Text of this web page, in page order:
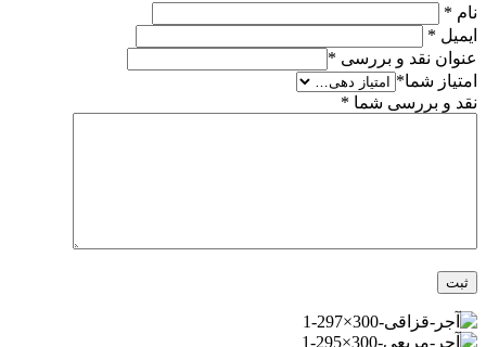
نام *
ایمیل *
عنوان نقد و بررسی *
امتیاز شما*
نقد و بررسی شما *